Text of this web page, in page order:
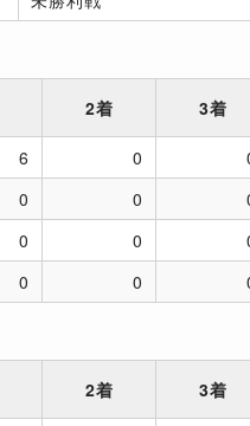
2着 3着
6 0
0 0
0 0
0 0
2着 3着